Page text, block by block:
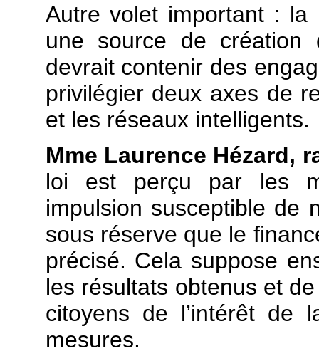
Autre volet important : la
une source de création
devrait contenir des
privilégier deux axes de
et les réseaux intelligents.
Mme Laurence Hézard,
loi est perçu par les
impulsion susceptible de
sous réserve que le
précisé. Cela suppose
les résultats obtenus et
citoyens de l’intérêt de
mesures.